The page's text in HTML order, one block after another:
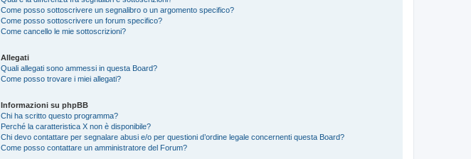
Come posso sottoscrivere un segnalibro o un argomento specifico?
Come posso sottoscrivere un forum specifico?
Come cancello le mie sottoscrizioni?
Allegati
Quali allegati sono ammessi in questa Board?
Come posso trovare i miei allegati?
Informazioni su phpBB
Chi ha scritto questo programma?
Perché la caratteristica X non è disponibile?
Chi devo contattare per segnalare abusi e/o per questioni d’ordine legale concernenti questa Board?
Come posso contattare un amministratore del Forum?